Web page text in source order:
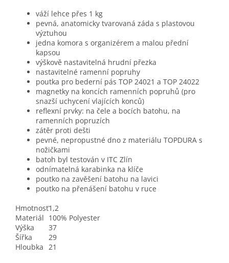
váží lehce přes 1 kg
pevná, anatomicky tvarovaná záda s plastovou
výztuhou
jedna komora s organizérem a malou přední
kapsou
výškově nastavitelná hrudní přezka
nastavitelné ramenní popruhy
poutka pro bederní pás TOP 24021 a TOP 24022
magnetky na koncích ramenních popruhů (pro
snazší uchycení vlajících konců)
reflexní prvky: na čele a bocích batohu, na
ramenních popruzích
zátěr proti dešti
pevné, nepropustné dno z materiálu TOPDURA s
nožičkami
batoh byl testován v ITC Zlín
odnímatelná karabinka na klíče
poutko na zavěšení batohu na lavici
poutko na přenášení batohu v ruce
Hmotnosť1,2
Materiál 100% Polyester
Výška
37
Šířka
29
Hloubka 21